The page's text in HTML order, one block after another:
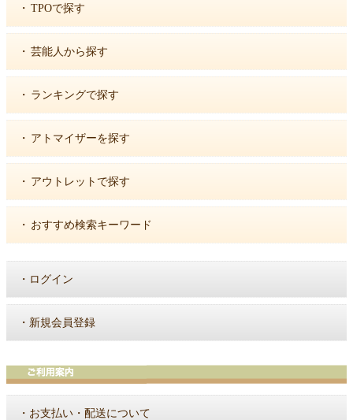
・ TPOで探す
・ 芸能人から探す
・ ランキングで探す
・ アトマイザーを探す
・ アウトレットで探す
・ おすすめ検索キーワード
・ ログイン
・ 新規会員登録
・ お支払い・配送について